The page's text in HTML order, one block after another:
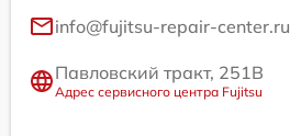
info@fujitsu-repair-center.ru
Павловский тракт, 251В
Адрес сервисного центра Fujitsu